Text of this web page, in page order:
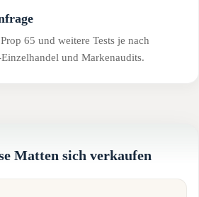
65 und weitere Tests je nach
und Markenaudits.
Matten sich verkaufen